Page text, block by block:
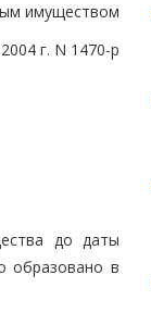
имуществом
г. N 1470-р
до даты
образовано в